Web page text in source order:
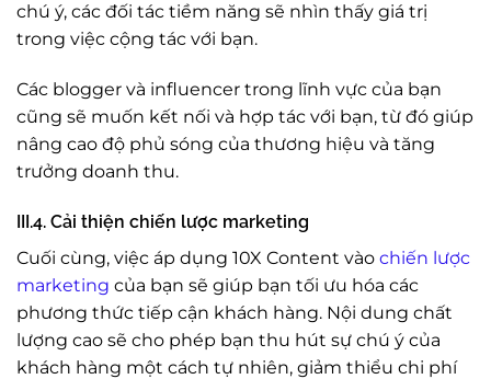
chú ý, các đối tác tiềm năng sẽ nhìn thấy giá trị
trong việc cộng tác với bạn.
Các blogger và influencer trong lĩnh vực của bạn
cũng sẽ muốn kết nối và hợp tác với bạn, từ đó giúp
nâng cao độ phủ sóng của thương hiệu và tăng
trưởng doanh thu.
III.4. Cải thiện chiến lược marketing
Cuối cùng, việc áp dụng 10X Content vào chiến lược
marketing của bạn sẽ giúp bạn tối ưu hóa các
phương thức tiếp cận khách hàng. Nội dung chất
lượng cao sẽ cho phép bạn thu hút sự chú ý của
khách hàng một cách tự nhiên, giảm thiểu chi phí